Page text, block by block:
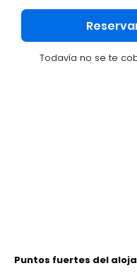
Todavía no se te
Puntos fuertes del